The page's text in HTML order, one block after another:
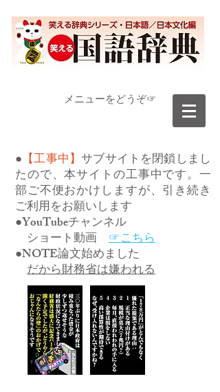
​メニューをどうぞ☞
● 【工事中】サブサイトを閉鎖しまし
たので、本サイトの工事中です。一
部ご不便おかけしますが、引き続き
ご利用をお願いします
●YouTubeチャンネル
ショート動画 ☞こちら
●NOTE論文始めました
だから財務省は嫌われる